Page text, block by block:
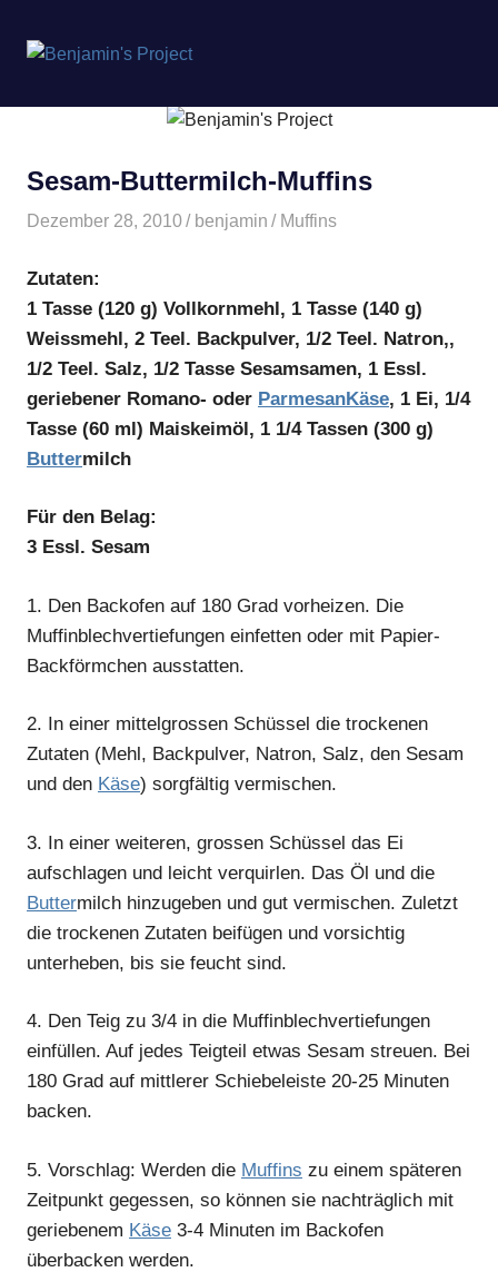
springen
Project
Sesam-Buttermilch-Muffins
Dezember 28, 2010 benjamin Muffins
Zutaten:
1 Tasse (120 g) Vollkornmehl, 1 Tasse (140 g)
Weissmehl, 2 Teel. Backpulver, 1/2 Teel. Natron,,
1/2 Teel. Salz, 1/2 Tasse Sesamsamen, 1 Essl.
geriebener Romano- oder ParmesanKäse, 1 Ei, 1/4
Tasse (60 ml) Maiskeimöl, 1 1/4 Tassen (300 g)
Buttermilch
Für den Belag:
3 Essl. Sesam
1. Den Backofen auf 180 Grad vorheizen. Die
Muffinblechvertiefungen einfetten oder mit Papier-
Backförmchen ausstatten.
2. In einer mittelgrossen Schüssel die trockenen
Zutaten (Mehl, Backpulver, Natron, Salz, den Sesam
und den Käse) sorgfältig vermischen.
3. In einer weiteren, grossen Schüssel das Ei
aufschlagen und leicht verquirlen. Das Öl und die
Buttermilch hinzugeben und gut vermischen. Zuletzt
die trockenen Zutaten beifügen und vorsichtig
unterheben, bis sie feucht sind.
4. Den Teig zu 3/4 in die Muffinblechvertiefungen
einfüllen. Auf jedes Teigteil etwas Sesam streuen. Bei
180 Grad auf mittlerer Schiebeleiste 20-25 Minuten
backen.
5. Vorschlag: Werden die Muffins zu einem späteren
Zeitpunkt gegessen, so können sie nachträglich mit
geriebenem Käse 3-4 Minuten im Backofen
überbacken werden.